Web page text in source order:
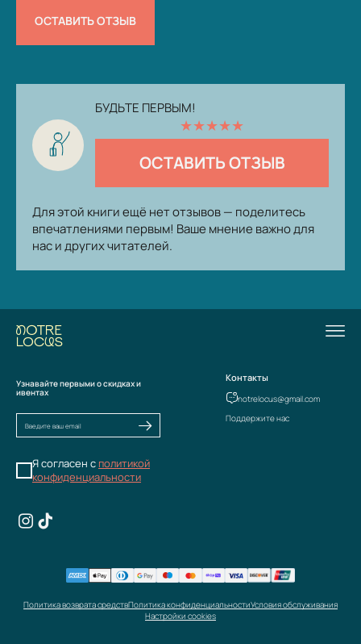
ОСТАВИТЬ ОТЗЫВ
БУДЬТЕ ПЕРВЫМ!
★★★★★
ОСТАВИТЬ ОТЗЫВ
Для этой книги ещё нет отзывов — поделитесь
впечатлениями первым! Ваше мнение важно для
нас и других читателей.
Узнавайте первыми о скидках и
ивентах
Я согласен с политикой
конфиденциальности
Контакты
notrelocus@gmail.com
Поддержите нас
Политика возврата средствПолитика конфиденциальностиУсловия обслуживания
Настройки cookies